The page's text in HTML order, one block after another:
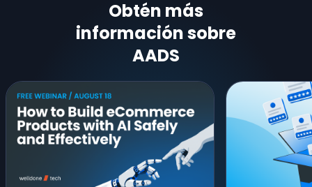
Obtén más
información sobre
AADS